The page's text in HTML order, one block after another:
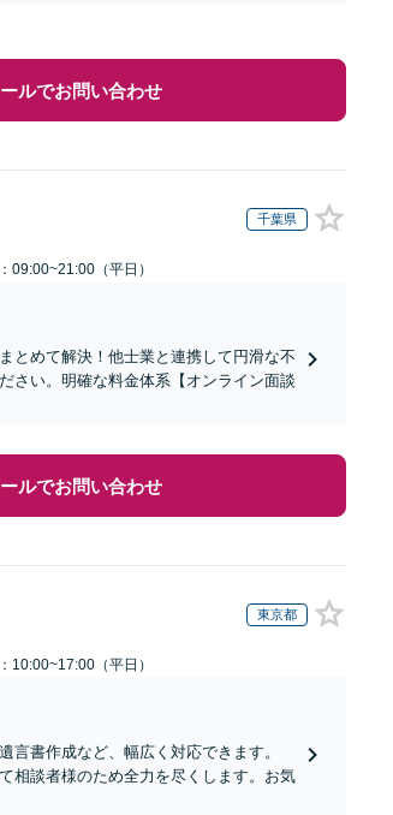
ルでお問い合わせ
千葉県
09:00~21:00（平日）
とめて解決！他士業と連携して円滑な不
さい。明確な料金体系【オンライン面談
ルでお問い合わせ
東京都
10:00~17:00（平日）
言書作成など、幅広く対応できます。
相談者様のため全力を尽くします。お気